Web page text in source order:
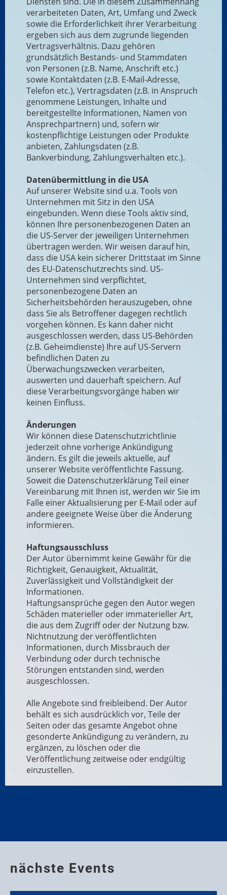
verarbeiteten Daten, Art, Umfang und Zweck
sowie die Erforderlichkeit ihrer Verarbeitung
ergeben sich aus dem zugrunde liegenden
Vertragsverhältnis. Dazu gehören
grundsätzlich Bestands- und Stammdaten
von Personen (z.B. Name, Anschrift etc.)
sowie Kontaktdaten (z.B. E-Mail-Adresse,
Telefon etc.), Vertragsdaten (z.B. in Anspruch
genommene Leistungen, Inhalte und
bereitgestellte Informationen, Namen von
Ansprechpartnern) und, sofern wir
kostenpflichtige Leistungen oder Produkte
anbieten, Zahlungsdaten (z.B.
Bankverbindung, Zahlungsverhalten etc.).
Datenübermittlung in die USA
Auf unserer Website sind u.a. Tools von
Unternehmen mit Sitz in den USA
eingebunden. Wenn diese Tools aktiv sind,
können Ihre personenbezogenen Daten an
die US-Server der jeweiligen Unternehmen
übertragen werden. Wir weisen darauf hin,
dass die USA kein sicherer Drittstaat im Sinne
des EU-Datenschutzrechts sind. US-
Unternehmen sind verpflichtet,
personenbezogene Daten an
Sicherheitsbehörden herauszugeben, ohne
dass Sie als Betroffener dagegen rechtlich
vorgehen können. Es kann daher nicht
ausgeschlossen werden, dass US-Behörden
(z.B. Geheimdienste) Ihre auf US-Servern
befindlichen Daten zu
Überwachungszwecken verarbeiten,
auswerten und dauerhaft speichern. Auf
diese Verarbeitungsvorgänge haben wir
keinen Einfluss.
Änderungen
Wir können diese Datenschutzrichtlinie
jederzeit ohne vorherige Ankündigung
ändern. Es gilt die jeweils aktuelle, auf
unserer Website veröffentlichte Fassung.
Soweit die Datenschutzerklärung Teil einer
Vereinbarung mit Ihnen ist, werden wir Sie im
Falle einer Aktualisierung per E-Mail oder auf
andere geeignete Weise über die Änderung
informieren.
Haftungsausschluss
Der Autor übernimmt keine Gewähr für die
Richtigkeit, Genauigkeit, Aktualität,
Zuverlässigkeit und Vollständigkeit der
Informationen.
Haftungsansprüche gegen den Autor wegen
Schäden materieller oder immaterieller Art,
die aus dem Zugriff oder der Nutzung bzw.
Nichtnutzung der veröffentlichten
Informationen, durch Missbrauch der
Verbindung oder durch technische
Störungen entstanden sind, werden
ausgeschlossen.
Alle Angebote sind freibleibend. Der Autor
behält es sich ausdrücklich vor, Teile der
Seiten oder das gesamte Angebot ohne
gesonderte Ankündigung zu verändern, zu
ergänzen, zu löschen oder die
Veröffentlichung zeitweise oder endgültig
einzustellen.
nächste Events